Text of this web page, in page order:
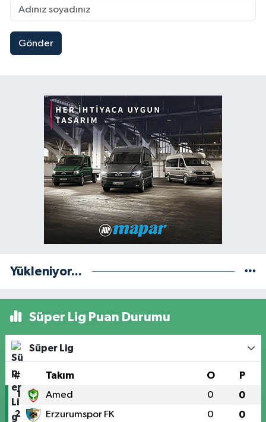
Gönder
Yükleniyor...
Süper Lig Puan Durumu
Süper Lig
# Takım O P
1 Amed 0 0
2 Erzurumspor FK 0 0